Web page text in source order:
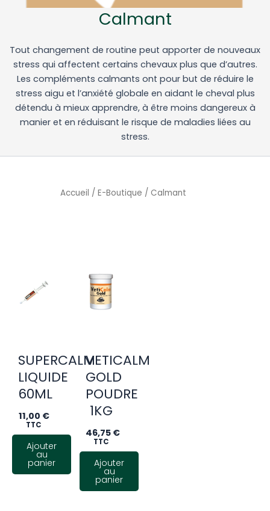
Calmant
Tout changement de routine peut apporter de nouveaux
stress qui affectent certains chevaux plus que d’autres.
Les compléments calmants ont pour but de réduire le
stress aigu et l’anxiété globale en aidant le cheval plus
détendu à mieux apprendre, à être moins dangereux à
manier et en réduisant le risque de maladies liées au
stress.
Accueil / E-Boutique / Calmant
SUPERCALM
LIQUIDE
60ML
11,00 €
TTC
Ajouter
au
panier
VETICALM
GOLD
POUDRE
1KG
46,75 €
TTC
Ajouter
au
panier